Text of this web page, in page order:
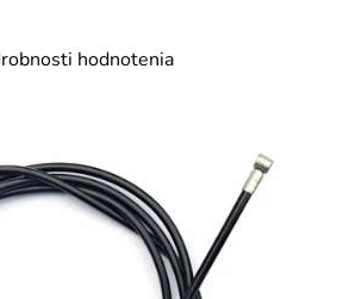
hodnotenia